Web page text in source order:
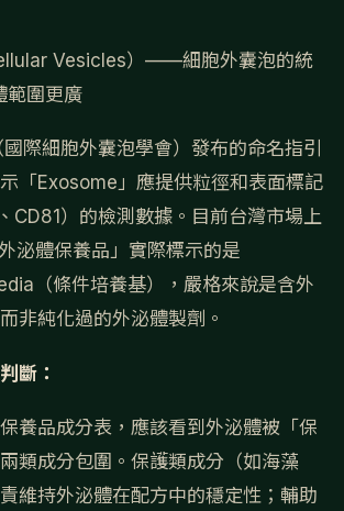
Vesicles）——細胞外囊泡的統
範圍更廣
際細胞外囊泡學會）發布的命名指引
「Exosome」應提供粒徑和表面標記
CD81）的檢測數據。目前台灣市場上
泌體保養品」實際標示的是
（條件培養基），嚴格來說是含外
非純化過的外泌體製劑。
斷：
養品成分表，應該看到外泌體被「保
類成分包圍。保護類成分（如海藻
維持外泌體在配方中的穩定性；輔助